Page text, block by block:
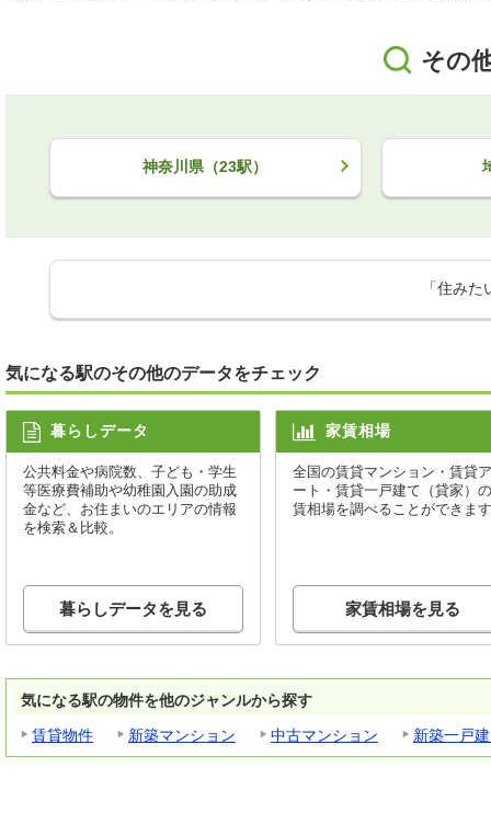
その
神奈川県（23駅）
「住み
気になる駅のその他のデータをチェック
暮らしデータ
公共料金や病院数、子ども・学生
等医療費補助や幼稚園入園の助成
金など、お住まいのエリアの情報
を検索＆比較。
暮らしデータを見る
家賃相場
全国の賃貸マンション・賃貸
ート・賃貸一戸建て（貸家）
賃相場を調べることができま
家賃相場を見る
気になる駅の物件を他のジャンルから探す
賃貸物件
新築マンション 中古マンション 新築一戸